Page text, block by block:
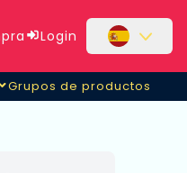
Login
Grupos de productos